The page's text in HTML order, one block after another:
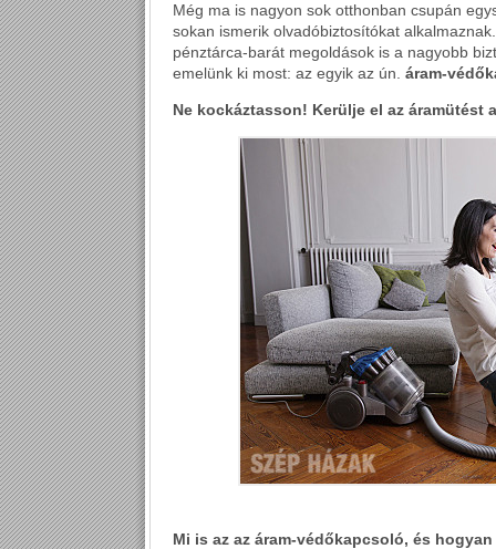
Még ma is nagyon sok otthonban csupán
sokan ismerik olvadóbiztosítókat
pénztárca-barát megoldások is a nagyobb
emelünk ki most: az egyik az ún. áram-
Ne kockáztasson! Kerülje el az áramütést
Mi is az az áram-védőkapcsoló, és